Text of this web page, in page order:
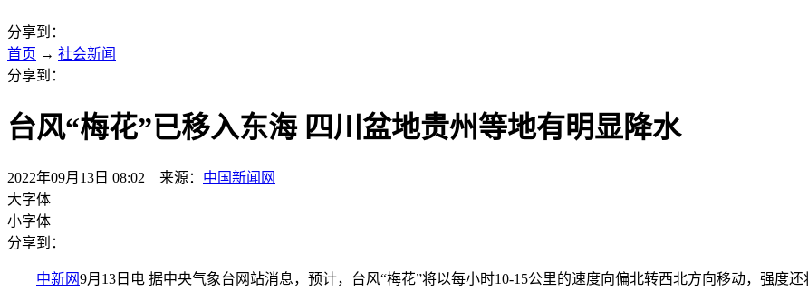
分享到：
首页 → 社会新闻
分享到：
台风“梅花”已移入东海 四川盆地贵州等地有明显降水
2022年09月13日 08:02 来源： 中国新闻网
大字体
小字体
分享到：
中新网9月13日电 据中央气象台网站消息，预计，台风“梅花”将以每小时10-15公里的速度向偏北转西北方向移动，强度